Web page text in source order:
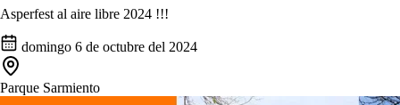
Asperfest al aire libre 2024 !!!
domingo 6 de octubre del 2024
Parque Sarmiento